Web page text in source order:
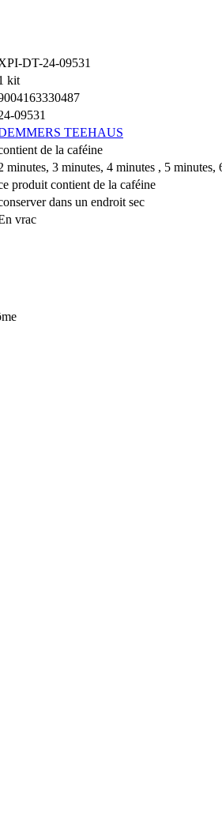
DT-24-09531
kit
09531
TEEHAUS
de la caféine
minutes, 3 minutes, 4 minutes , 5 minutes,
produit contient de la caféine
dans un endroit sec
vrac